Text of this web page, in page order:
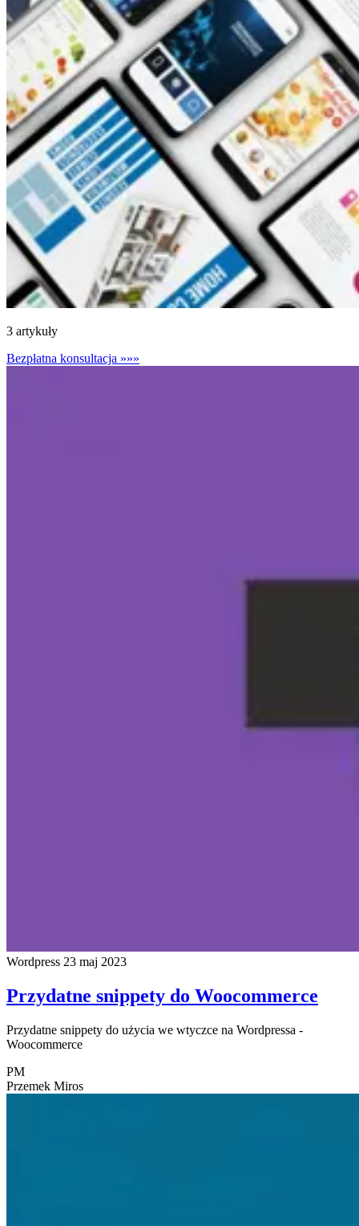
3 artykuły
Bezpłatna konsultacja »»»
Wordpress 23 maj 2023
Przydatne snippety do Woocommerce
Przydatne snippety do użycia we wtyczce na Wordpressa -
Woocommerce
PM
Przemek Miros